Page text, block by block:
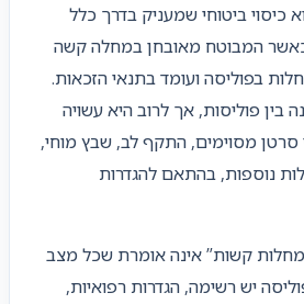
כיסוי ביטוחי שמעניק בדרך כלל
המבוטח מאובחן במחלה קשה
בפוליסה ועומד בתנאי הזכאות.
פוליסות, אך לרוב היא עשויה
סרטן מסוימים, התקף לב, שבץ מוחי,
נוספות, בהתאם להגדרות
קשות” אינה אומרת שכל מצב
יש רשימה, הגדרות רפואיות,